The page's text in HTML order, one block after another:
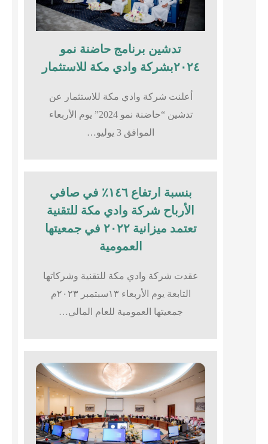
تدشين برنامج حاضنة نمو
٢٠٢٤بشركة وادي مكة للاستثمار
أعلنت شركة وادي مكة للاستثمار عن
تدشين “حاضنة نمو 2024” يوم الأربعاء
الموافق 3 يوليو…
بنسبة ارتفاع ١٤٦٪؜ في صافي
الأرباح شركة وادي مكة للتقنية
تعتمد ميزانية ٢٠٢٢ في جمعيتها
العمومية
عقدت شركة وادي مكة للتقنية وشركاتها
التابعة يوم الأربعاء ١٣سبتمبر ٢٠٢٣م
جمعيتها العمومية للعام المالي…